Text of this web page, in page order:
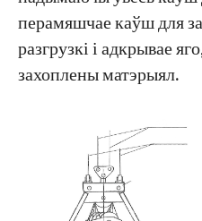
перамяшчае каўш для
разгрузкі і адкрывае
захоплены матэрыял.